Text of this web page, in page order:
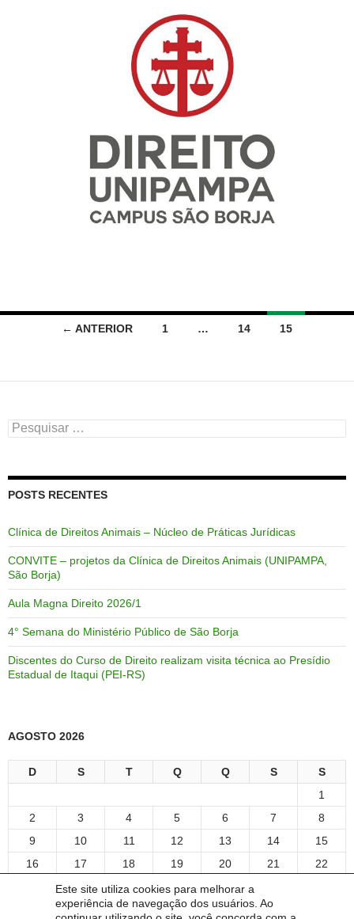
Este site utiliza cookies para melhorar a
experiência de navegação dos usuários. Ao
Navegação
posts
← ANTERIOR 1 … 14 15
Pesquisar
por:
POSTS RECENTES
Clínica de Direitos Animais – Núcleo de Práticas Jurídicas
CONVITE – projetos da Clínica de Direitos Animais (UNIPAMPA,
São Borja)
Aula Magna Direito 2026/1
4° Semana do Ministério Público de São Borja
Discentes do Curso de Direito realizam visita técnica ao Presídio
Estadual de Itaqui (PEI-RS)
AGOSTO 2026
D S T Q Q S
S
1
2
3 4 5 6 7
8
9
10 11 12 13 14
15
16
17 18 19 20 21
22
24 25 26 27
31